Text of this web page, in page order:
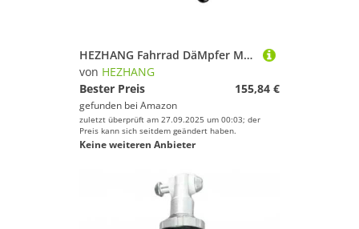
HEZHANG Fahrrad DäMpfer Mountainbike Luftdämpfer Hinten MTB Downhill Fahrraddämpfer Draht/Manuelle Steuerung Mit Verriegelung 165/190/200/210mm(Wire 190mm)
von HEZHANG
Bester Preis
155,84 €
gefunden bei Amazon
zuletzt überprüft am 27.09.2025 um 00:03; der
Preis kann sich seitdem geändert haben.
Keine weiteren Anbieter